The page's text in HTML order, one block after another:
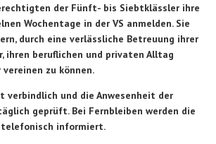
der Fünft- bis Siebtklässler ihre
Wochentage in der VS anmelden. Sie
durch eine verlässliche Betreuung ihrer
ihren beruflichen und privaten Alltag
zu können.
verbindlich und die Anwesenheit der
geprüft. Bei Fernbleiben werden die
informiert.